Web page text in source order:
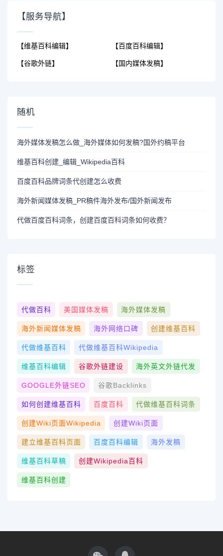
【服务导航】
【维基百科编辑】
【谷歌外链】
【百度百科编辑】
【国内媒体发稿】
随机
海外媒体发稿怎么做_海外媒体如何发稿?国外约稿平台
维基百科创建_编辑_Wikipedia百科
百度百科品牌词条代创建怎么收费
海外新闻媒体发稿_PR稿件海外发布/国外新闻发布
代做百度百科词条，创建百度百科词条如何收费？
标签
代做百科 美国媒体发稿 海外媒体发稿
海外新闻媒体发稿 海外网络口碑 创建维基百科
代做维基百科 代做维基百科wikipedia
维基百科编辑 谷歌外链建设 海外英文外链代发
GOOGLE外链SEO 谷歌Backlinks
如何创建维基百科 百度百科 代做维基百科词条
创建wiki页面Wikipedia 创建wiki页面
建立维基百科页面 百度百科编辑 海外发稿
维基百科草稿 创建Wikipedia百科
维基百科创建